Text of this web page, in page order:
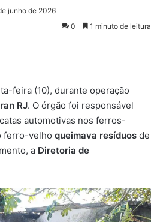
junho de 2026
0
1 minuto de leitura
feira (10), durante operação
RJ. O órgão foi responsável
automotivas nos ferros-
ferro-velho queimava resíduos de
a Diretoria de